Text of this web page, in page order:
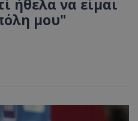
ήθελα να είμαι
μου"